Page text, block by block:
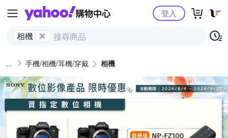
Yahoo購物中心
相機
登入
手機/相機/耳機/穿戴 相機